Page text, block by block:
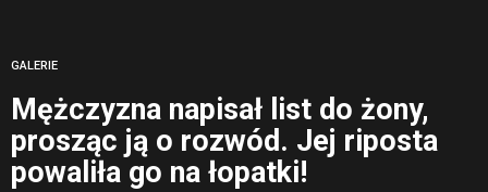
GALERIE
Mężczyzna napisał list do żony,
prosząc ją o rozwód. Jej riposta
powaliła go na łopatki!